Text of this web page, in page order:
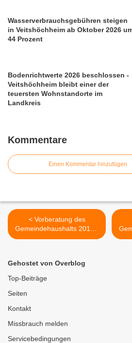
Wasserverbrauchsgebühren steigen
in Veitshöchheim ab Oktober 2026
44 Prozent
Bodenrichtwerte 2026 beschlossen -
Veitshöchheim bleibt einer der
teuersten Wohnstandorte im
Landkreis
Kommentare
Einen Kommentar hinzufügen
< Vorberatung des
Gemeindehaushalts 2015 -
Spielplätze
Gehostet von Overblog
Top-Beiträge
Seiten
Kontakt
Missbrauch melden
Servicebedingungen